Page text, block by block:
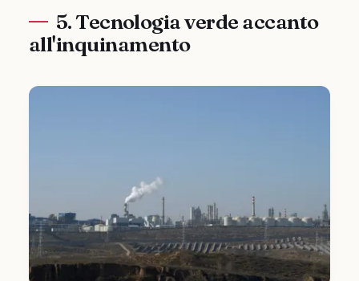
5. Tecnologia verde accanto
all'inquinamento